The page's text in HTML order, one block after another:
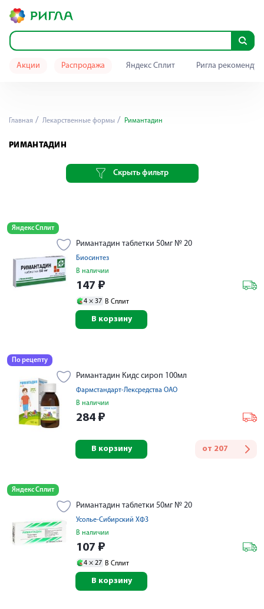
Акции Распродажа Яндекс Сплит Ригла
Главная Лекарственные формы Римантадин
РИМАНТАДИН
Скрыть фильтр
Яндекс Сплит
Римантадин таблетки 50мг № 20
Биосинтез
В наличии
147 ₽
4 × 37 В Сплит
В корзину
По рецепту
Римантадин Кидс сироп 100мл
Фармстандарт-Лексредства ОАО
В наличии
284 ₽
от 207
В корзину
Яндекс Сплит
Римантадин таблетки 50мг № 20
Усолье-Сибирский ХФЗ
В наличии
107 ₽
4 × 27 В Сплит
В корзину